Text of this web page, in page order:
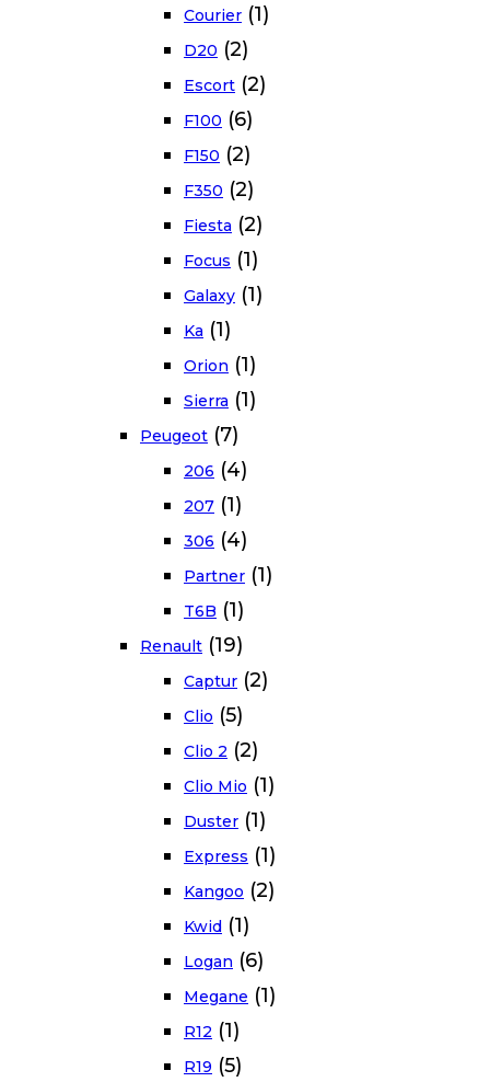
Courier (1)
D20 (2)
Escort (2)
F100 (6)
F150 (2)
F350 (2)
Fiesta (2)
Focus (1)
Galaxy (1)
Ka (1)
Orion (1)
Sierra (1)
Peugeot (7)
206 (4)
207 (1)
306 (4)
Partner (1)
T6B (1)
Renault (19)
Captur (2)
Clio (5)
Clio 2 (2)
Clio Mio (1)
Duster (1)
Express (1)
Kangoo (2)
Kwid (1)
Logan (6)
Megane (1)
R12 (1)
R19 (5)